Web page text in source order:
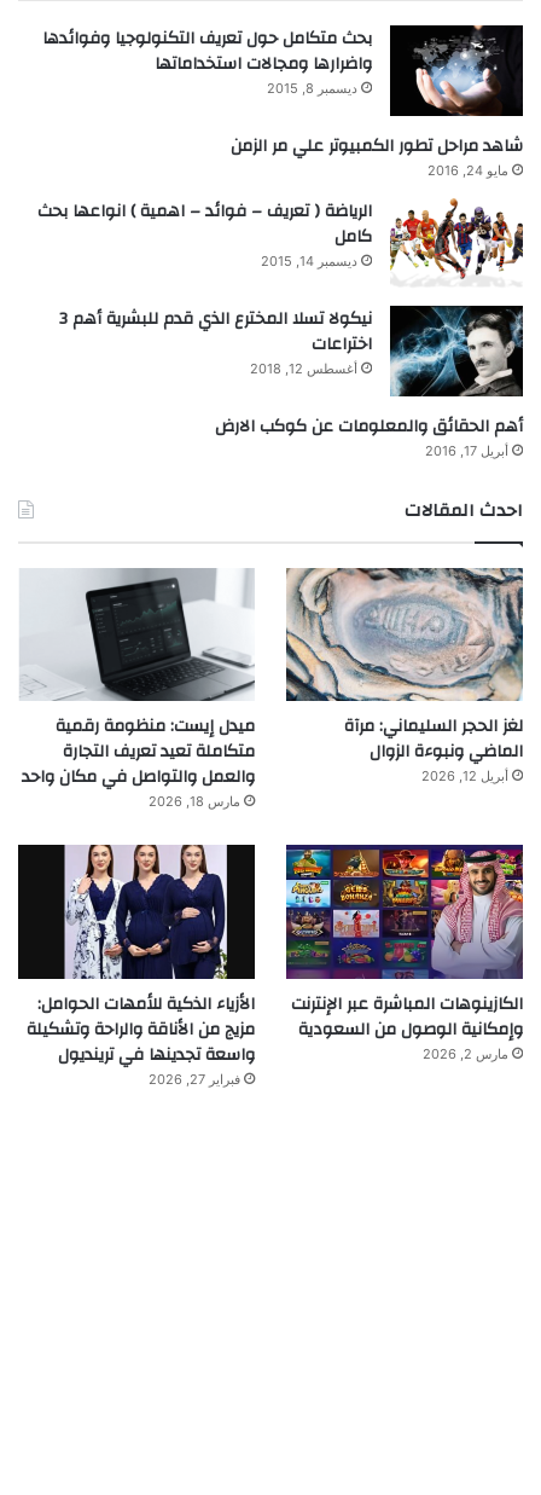
بحث متكامل حول تعريف التكنولوجيا وفوائدها
واضرارها ومجالات استخداماتها
ديسمبر 8, 2015
شاهد مراحل تطور الكمبيوتر علي مر الزمن
مايو 24, 2016
الرياضة ( تعريف – فوائد – اهمية ) انواعها بحث
كامل
ديسمبر 14, 2015
نيكولا تسلا المخترع الذي قدم للبشرية أهم 3
اختراعات
أغسطس 12, 2018
أهم الحقائق والمعلومات عن كوكب الارض
أبريل 17, 2016
احدث المقالات
لغز الحجر السليماني: مرآة
الماضي ونبوءة الزوال
أبريل 12, 2026
ميدل إيست: منظومة رقمية
متكاملة تعيد تعريف التجارة
والعمل والتواصل في مكان واحد
مارس 18, 2026
الكازينوهات المباشرة عبر الإنترنت
وإمكانية الوصول من السعودية
مارس 2, 2026
الأزياء الذكية للأمهات الحوامل:
مزيج من الأناقة والراحة وتشكيلة
واسعة تجدينها في ترينديول
فبراير 27, 2026